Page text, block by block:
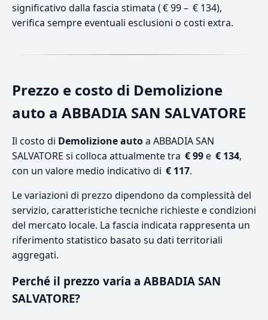
significativo dalla fascia stimata ( € 99 – € 134),
verifica sempre eventuali esclusioni o costi extra.
Prezzo e costo di Demolizione
auto a ABBADIA SAN SALVATORE
Il costo di Demolizione autoa ABBADIA SAN
SALVATORE si colloca attualmente tra € 99e € 134,
con un valore medio indicativo di € 117.
Le variazioni di prezzo dipendono da complessità del
servizio, caratteristiche tecniche richieste e condizioni
del mercato locale. La fascia indicata rappresenta un
riferimento statistico basato su dati territoriali
aggregati.
Perché il prezzo varia a ABBADIA SAN
SALVATORE?